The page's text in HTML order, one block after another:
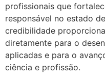
profissionais que
responsável no estado
credibilidade
diretamente para o
aplicadas e para o
ciência e profissão.